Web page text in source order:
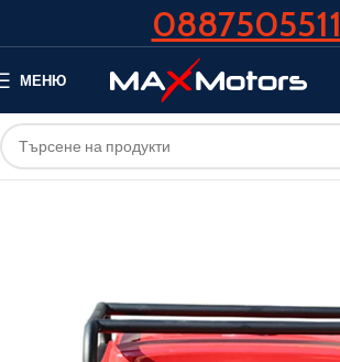
0887505511
МЕНЮ